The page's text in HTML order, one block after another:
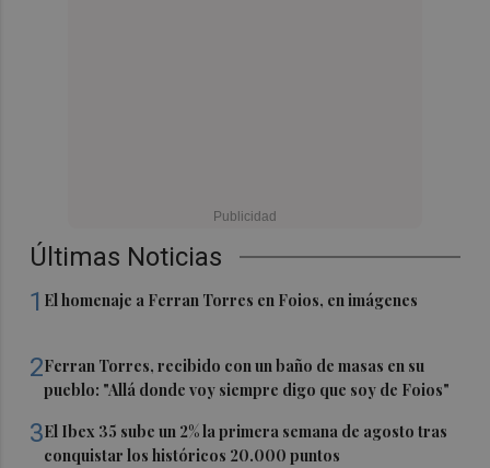
Últimas Noticias
1 El homenaje a Ferran Torres en Foios, en imágenes
2Ferran Torres, recibido con un baño de masas en su
pueblo: "Allá donde voy siempre digo que soy de Foios"
3El Ibex 35 sube un 2% la primera semana de agosto tras
conquistar los históricos 20.000 puntos